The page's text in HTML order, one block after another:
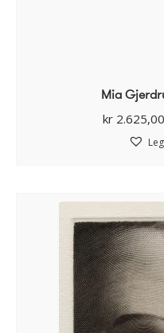
Mia
kr 2.625,00